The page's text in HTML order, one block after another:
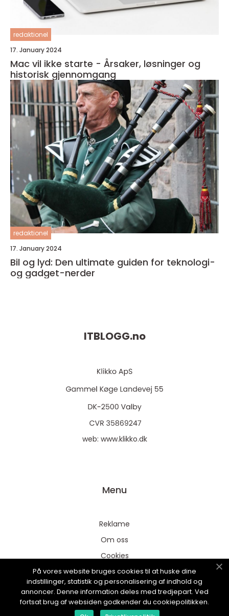
redaktionel
17. January 2024
Mac vil ikke starte - Årsaker, løsninger og
historisk gjennomgang
redaktionel
17. January 2024
Bil og lyd: Den ultimate guiden for teknologi-
og gadget-nerder
ITBLOGG.no
web: www.klikko.dk
Menu
Reklame
Om oss
Cookies
Kontakt Oss
Sitemap
På vores website bruges cookies til at huske dine
indstillinger, statistik og personalisering af indhold og
annoncer. Denne information deles med tredjepart. Ved
fortsat brug af websiden godkender du cookiepolitikken.